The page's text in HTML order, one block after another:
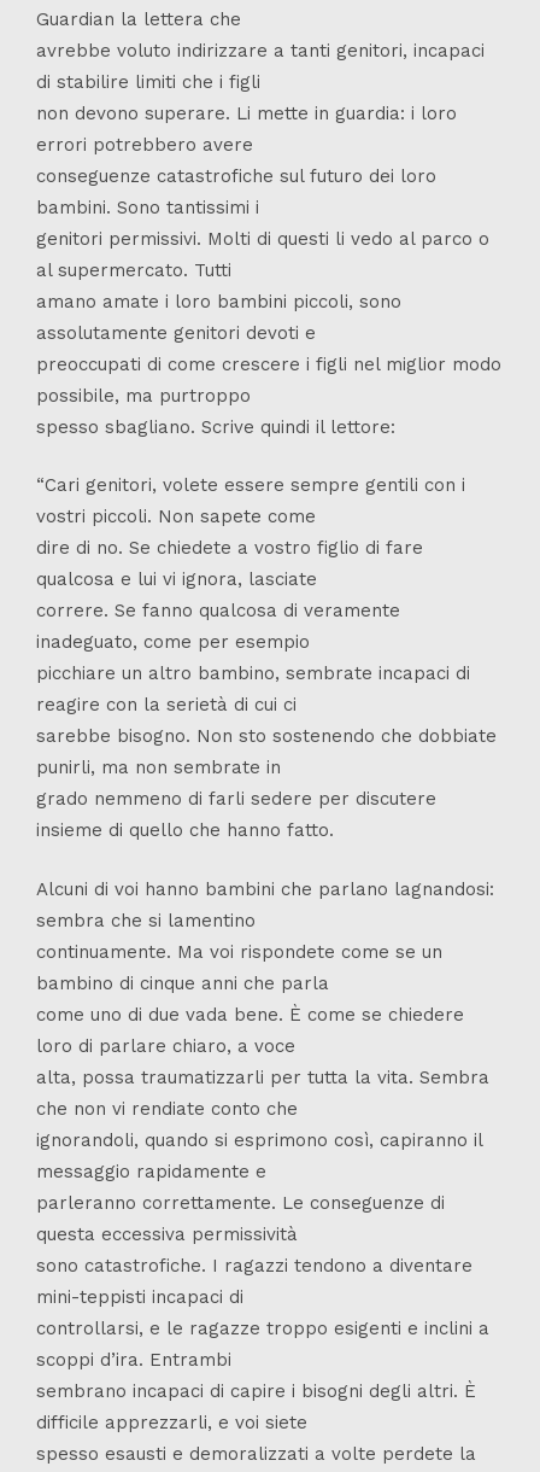
Guardian la lettera che
avrebbe voluto indirizzare a tanti genitori, incapaci
di stabilire limiti che i figli
non devono superare. Li mette in guardia: i loro
errori potrebbero avere
conseguenze catastrofiche sul futuro dei loro
bambini. Sono tantissimi i
genitori permissivi. Molti di questi li vedo al parco o
al supermercato. Tutti
amano amate i loro bambini piccoli, sono
assolutamente genitori devoti e
preoccupati di come crescere i figli nel miglior modo
possibile, ma purtroppo
spesso sbagliano. Scrive quindi il lettore:
“Cari genitori, volete essere sempre gentili con i
vostri piccoli. Non sapete come
dire di no. Se chiedete a vostro figlio di fare
qualcosa e lui vi ignora, lasciate
correre. Se fanno qualcosa di veramente
inadeguato, come per esempio
picchiare un altro bambino, sembrate incapaci di
reagire con la serietà di cui ci
sarebbe bisogno. Non sto sostenendo che dobbiate
punirli, ma non sembrate in
grado nemmeno di farli sedere per discutere
insieme di quello che hanno fatto.
Alcuni di voi hanno bambini che parlano lagnandosi:
sembra che si lamentino
continuamente. Ma voi rispondete come se un
bambino di cinque anni che parla
come uno di due vada bene. È come se chiedere
loro di parlare chiaro, a voce
alta, possa traumatizzarli per tutta la vita. Sembra
che non vi rendiate conto che
ignorandoli, quando si esprimono così, capiranno il
messaggio rapidamente e
parleranno correttamente. Le conseguenze di
questa eccessiva permissività
sono catastrofiche. I ragazzi tendono a diventare
mini-teppisti incapaci di
controllarsi, e le ragazze troppo esigenti e inclini a
scoppi d’ira. Entrambi
sembrano incapaci di capire i bisogni degli altri. È
difficile apprezzarli, e voi siete
spesso esausti e demoralizzati a volte perdete la